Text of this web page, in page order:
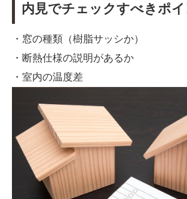
内見でチェックすべきポイ
・窓の種類（樹脂サッシか）
・断熱仕様の説明があるか
・室内の温度差